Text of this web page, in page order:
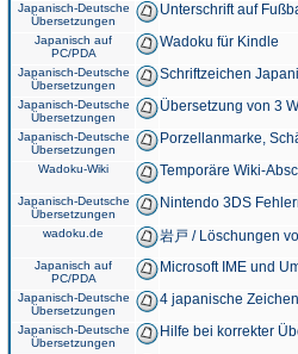
Japanisch-Deutsche
Übersetzungen
Unterschrift auf
Japanisch auf
PC/PDA
Wadoku für Kindle
Japanisch-Deutsche
Übersetzungen
Schriftzeichen
Japanisch-Deutsche
Übersetzungen
Übersetzung von 3
Japanisch-Deutsche
Übersetzungen
Porzellanmarke,
Wadoku-Wiki Temporäre Wiki-
Japanisch-Deutsche
Übersetzungen
Nintendo 3DS
wadoku.de 岩戸 / Löschungen
Japanisch auf
PC/PDA
Microsoft IME und
Japanisch-Deutsche
Übersetzungen
4 japanische
Japanisch-Deutsche
Übersetzungen
Hilfe bei korrekter